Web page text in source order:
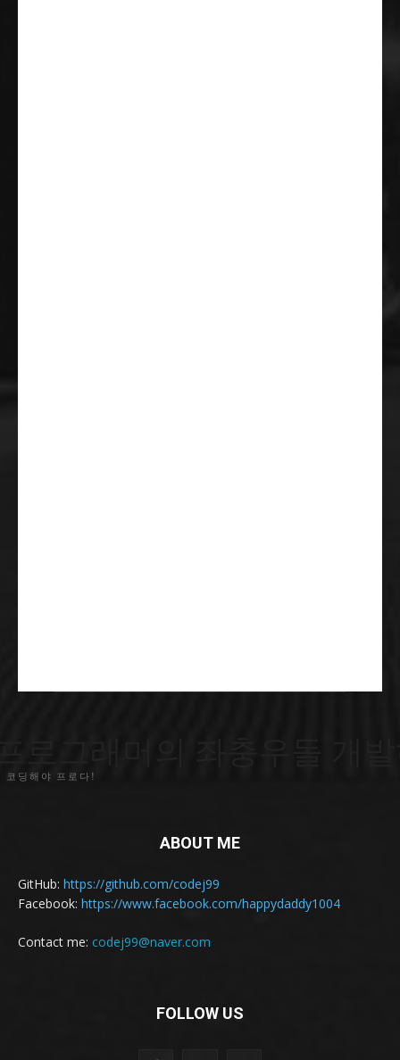
코딩해야 프로다!
ABOUT ME
GitHub: https://github.com/codej99
Facebook: https://www.facebook.com/happydaddy1004
Contact me: codej99@naver.com
FOLLOW US